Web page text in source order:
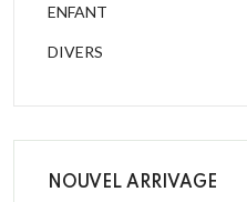
ENFANT
DIVERS
NOUVEL ARRIVAGE